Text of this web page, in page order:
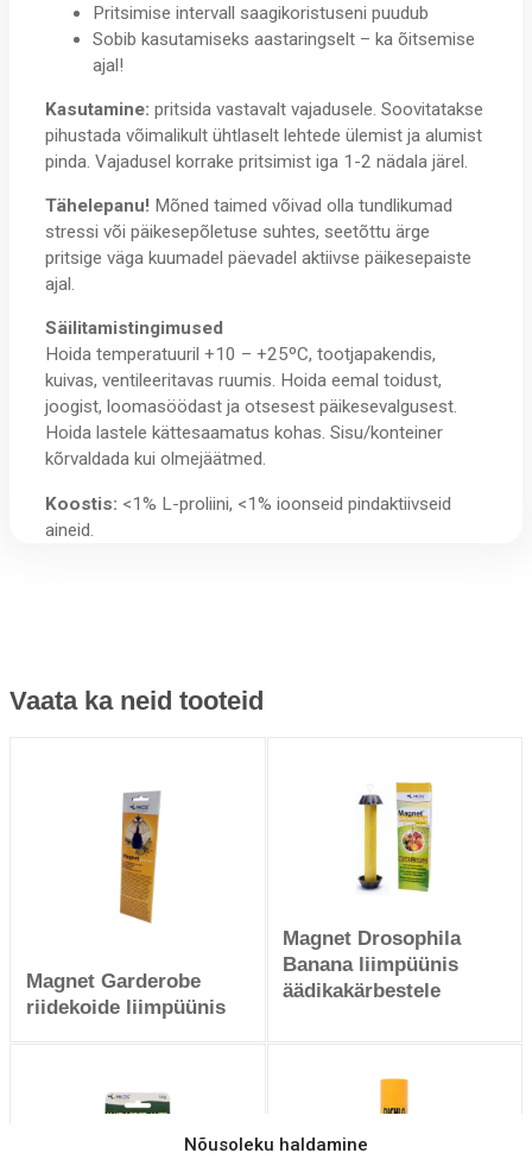
Nõusoleku haldamine
Pritsimise intervall saagikoristuseni puudub
Sobib kasutamiseks aastaringselt – ka õitsemise
ajal!
Kasutamine: pritsida vastavalt vajadusele. Soovitatakse
pihustada võimalikult ühtlaselt lehtede ülemist ja alumist
pinda. Vajadusel korrake pritsimist iga 1-2 nädala järel.
Tähelepanu! Mõned taimed võivad olla tundlikumad
stressi või päikesepõletuse suhtes, seetõttu ärge
pritsige väga kuumadel päevadel aktiivse päikesepaiste
ajal.
Säilitamistingimused
Hoida temperatuuril +10 – +25ºC, tootjapakendis,
kuivas, ventileeritavas ruumis. Hoida eemal toidust,
joogist, loomasöödast ja otsesest päikesevalgusest.
Hoida lastele kättesaamatus kohas. Sisu/konteiner
kõrvaldada kui olmejäätmed.
Koostis: <1% L-proliini, <1% ioonseid pindaktiivseid
aineid.
Vaata ka neid tooteid
Magnet Garderobe
riidekoide liimpüünis
Magnet Drosophila
Banana liimpüünis
äädikakärbestele